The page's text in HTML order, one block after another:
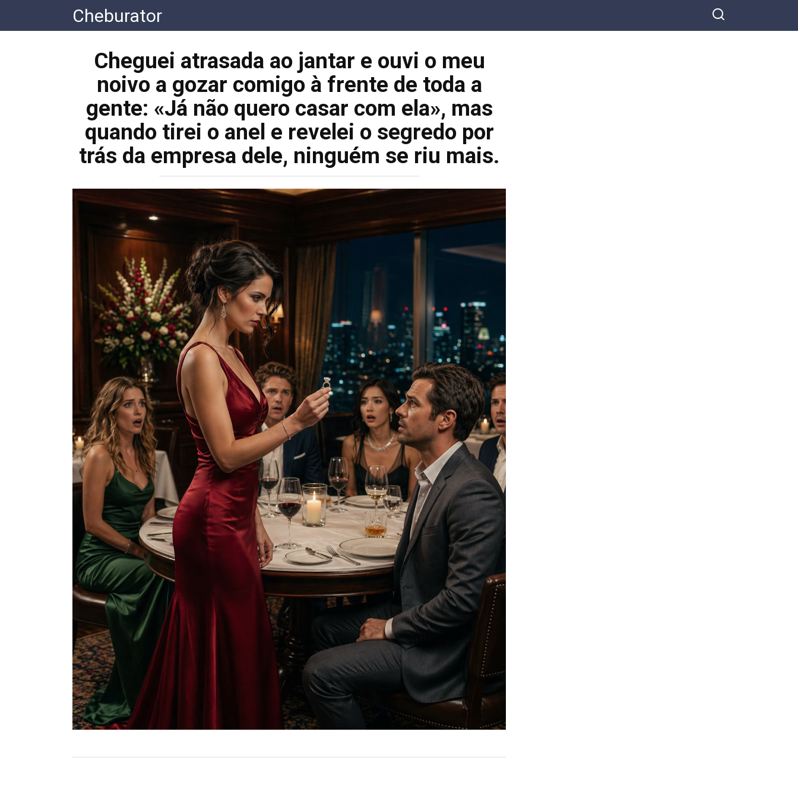
контенту
Cheburator
Cheguei atrasada ao jantar e ouvi o meu
noivo a gozar comigo à frente de toda a
gente: «Já não quero casar com ela», mas
quando tirei o anel e revelei o segredo por
trás da empresa dele, ninguém se riu mais.